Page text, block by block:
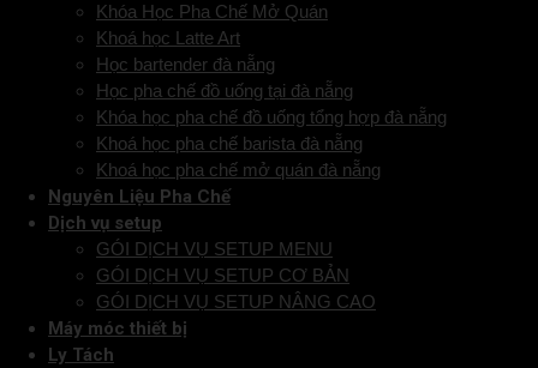
Khóa Học Pha Chế Mở Quán
Khoá học Latte Art
Học bartender đà nẵng
Học pha chế đồ uống tại đà nẵng
Khóa học pha chế đồ uống tổng hợp đà nẵng
Khoá học pha chế barista đà nẵng
Khoá học pha chế mở quán đà nẵng
Nguyên Liệu Pha Chế
Dịch vụ setup
GÓI DỊCH VỤ SETUP MENU
GÓI DỊCH VỤ SETUP CƠ BẢN
GÓI DỊCH VỤ SETUP NÂNG CAO
Máy móc thiết bị
Ly Tách